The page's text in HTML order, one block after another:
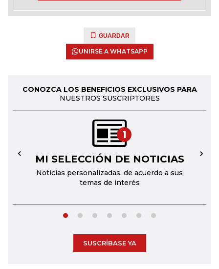
GUARDAR
UNIRSE A WHATSAPP
CONOZCA LOS BENEFICIOS EXCLUSIVOS PARA
NUESTROS SUSCRIPTORES
1
MI SELECCIÓN DE NOTICIAS
Noticias personalizadas, de acuerdo a sus
temas de interés
← →
SUSCRÍBASE YA